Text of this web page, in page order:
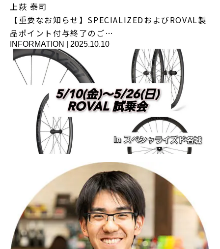
上萩 泰司
【重要なお知らせ】SPECIALIZEDおよびROVAL製
品ポイント付与終了のご…
INFORMATION 2025.10.10